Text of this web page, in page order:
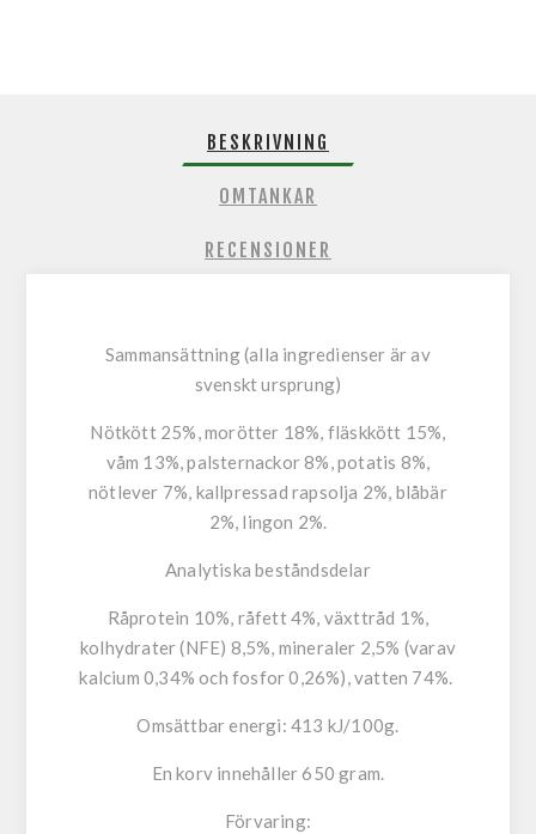
BESKRIVNING
OMTANKAR
RECENSIONER
Sammansättning (alla ingredienser är av
svenskt ursprung)
Nötkött 25%, morötter 18%, fläskkött 15%,
våm 13%, palsternackor 8%, potatis 8%,
nötlever 7%, kallpressad rapsolja 2%, blåbär
2%, lingon 2%.
Analytiska beståndsdelar
Råprotein 10%, råfett 4%, växttråd 1%,
kolhydrater (NFE) 8,5%, mineraler 2,5% (varav
kalcium 0,34% och fosfor 0,26%), vatten 74%.
Omsättbar energi: 413 kJ/100g.
En korv innehåller 650 gram.
Förvaring: